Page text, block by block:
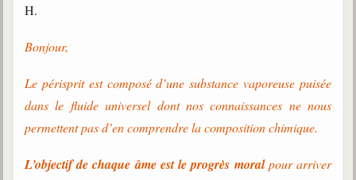
H.
Bonjour,
Le périsprit est composé d’une substance vaporeuse puisée
dans le fluide universel dont nos connaissances ne nous
permettent pas d’en comprendre la composition chimique.
L’objectif de chaque âme est le progrès moralpour arriver